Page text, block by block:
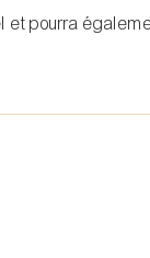
pourra